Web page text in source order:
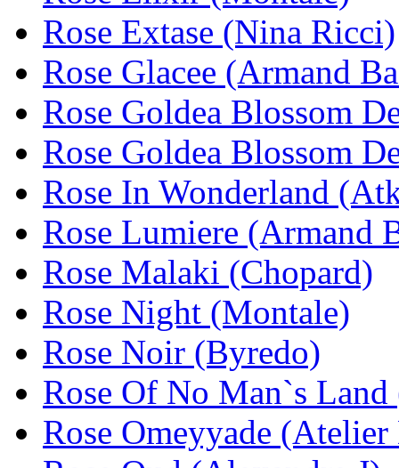
Rose Extase (Nina Ricci)
Rose Glacee (Armand
Rose Goldea Blossom
Rose Goldea Blossom
Rose In Wonderland
Rose Lumiere (Armand
Rose Malaki (Chopard)
Rose Night (Montale)
Rose Noir (Byredo)
Rose Of No Man`s
Rose Omeyyade (Atelier